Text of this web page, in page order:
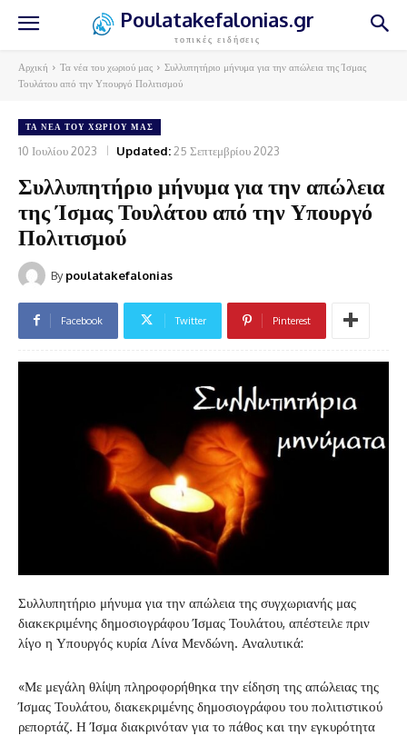
Poulatakefalonias.gr
τοπικές ειδήσεις
Αρχική Τα νέα του χωριού μας
Συλλυπητήριο μήνυμα για την απώλεια της Ίσμας
Τουλάτου από την Υπουργό Πολιτισμού
ΤΑ ΝΈΑ ΤΟΥ ΧΩΡΙΟΎ ΜΑΣ
10 Ιουλίου 2023 Updated:25 Σεπτεμβρίου 2023
Συλλυπητήριο μήνυμα για την απώλεια
της Ίσμας Τουλάτου από την Υπουργό
Πολιτισμού
By poulatakefalonias
Facebook Twitter Pinterest
Συλλυπητήριο μήνυμα για την απώλεια της συγχωριανής μας
διακεκριμένης δημοσιογράφου Ίσμας Τουλάτου, απέστειλε πριν
λίγο η Υπουργός κυρία Λίνα Μενδώνη. Αναλυτικά:
«Με μεγάλη θλίψη πληροφορήθηκα την είδηση της απώλειας της
Ίσμας Τουλάτου, διακεκριμένης δημοσιογράφου του πολιτιστικού
ρεπορτάζ. Η Ίσμα διακρινόταν για το πάθος και την εγκυρότητα